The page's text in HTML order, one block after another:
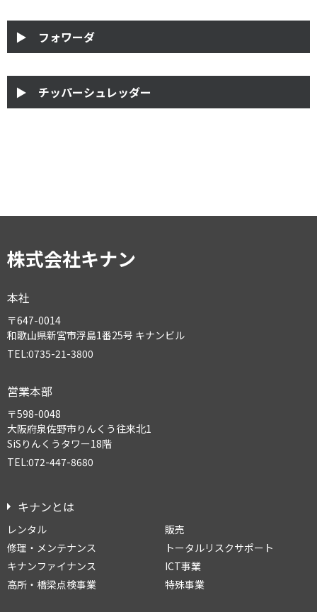
▶ フォワーダ
▶ チッパーシュレッダー
株式会社キナン
本社
〒647-0014
和歌山県新宮市浮島1番25号 キナンビル
TEL:0735-21-3800
営業本部
〒598-0048
大阪府泉佐野市りんくう往来北1
SiSりんくうタワー18階
TEL:072-447-8680
キナンとは
レンタル
販売
修理・メンテナンス
トータルリスクサポート
キナンファイナンス
ICT事業
高所・橋梁点検事業
特殊事業